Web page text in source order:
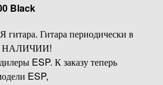
Black
Гитара периодически в
НАЛИЧИИ!
ESP. К заказу теперь
ESP,